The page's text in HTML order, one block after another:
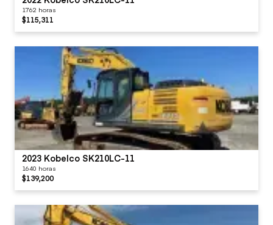
1762 horas
$115,311
2023 Kobelco SK210LC-11
1640 horas
$139,200